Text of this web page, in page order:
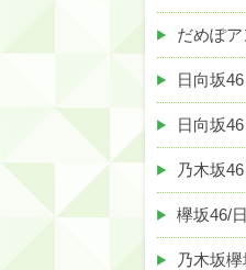
だめぽ
日向坂
日向坂
乃木坂
欅坂46/
乃木坂